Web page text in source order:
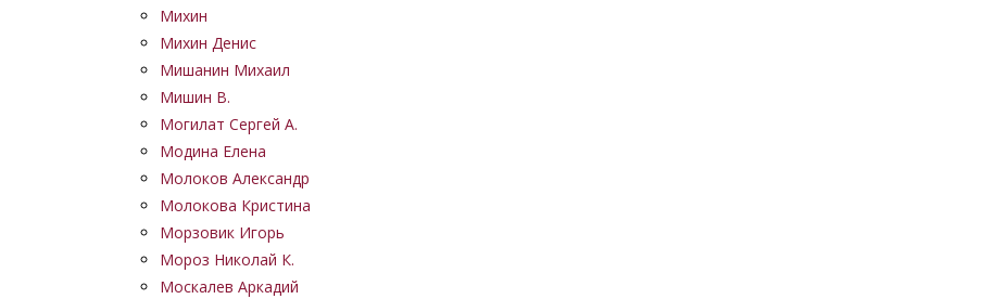
Михин
Михин Денис
Мишанин Михаил
Мишин В.
Могилат Сергей А.
Модина Елена
Молоков Александр
Молокова Кристина
Морзовик Игорь
Мороз Николай К.
Москалев Аркадий